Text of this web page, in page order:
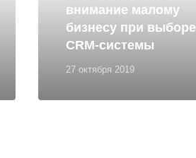
27 октября 2019
внимание малому
бизнесу при выборе
CRM-системы